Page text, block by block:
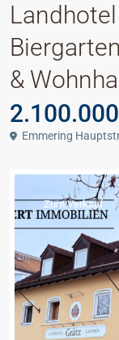
&
Emmering
Zum Verkauf